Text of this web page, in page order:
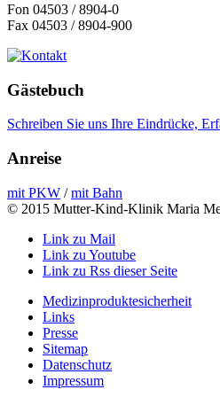
Fon 04503 / 8904-0
Fax 04503 / 8904-900
Gästebuch
Schreiben Sie uns Ihre Eindrücke,
Anreise
mit PKW /mit Bahn
© 2015 Mutter-Kind-Klinik Maria
Link zu Mail
Link zu Youtube
Link zu Rss dieser Seite
Medizinproduktesicherheit
Links
Presse
Sitemap
Datenschutz
Impressum